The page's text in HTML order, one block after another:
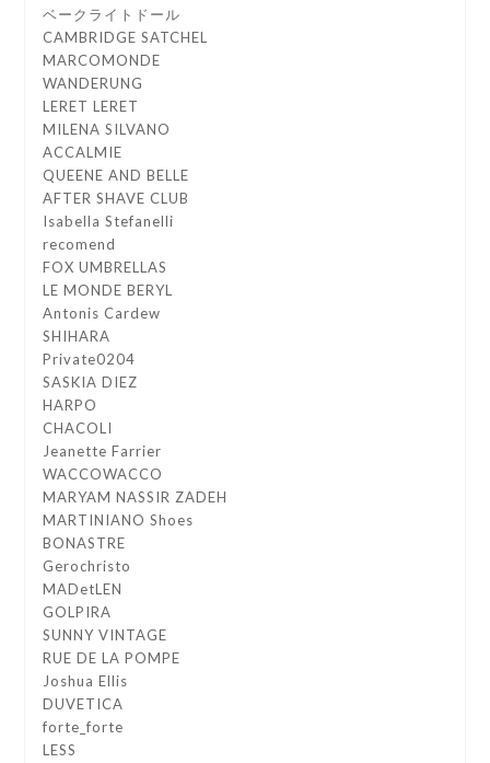
ベークライトドール
CAMBRIDGE SATCHEL
MARCOMONDE
WANDERUNG
LERET LERET
MILENA SILVANO
ACCALMIE
QUEENE AND BELLE
AFTER SHAVE CLUB
Isabella Stefanelli
recomend
FOX UMBRELLAS
LE MONDE BERYL
Antonis Cardew
SHIHARA
Private0204
SASKIA DIEZ
HARPO
CHACOLI
Jeanette Farrier
WACCOWACCO
MARYAM NASSIR ZADEH
MARTINIANO Shoes
BONASTRE
Gerochristo
MADetLEN
GOLPIRA
SUNNY VINTAGE
RUE DE LA POMPE
Joshua Ellis
DUVETICA
forte_forte
LESS